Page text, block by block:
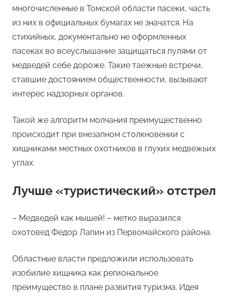
многочисленные в Томской области пасеки, часть
из них в официальных бумагах не значатся. На
стихийных, документально не оформленных
пасеках во всеуслышание защищаться пулями от
медведей себе дороже. Такие таежные встречи,
ставшие достоянием общественности, вызывают
интерес надзорных органов.
Такой же алгоритм молчания преимущественно
происходит при внезапном столкновении с
хищниками местных охотников в глухих медвежьих
углах.
Лучше «туристический» отстрел
– Медведей как мышей! – метко выразился
охотовед Федор Лапин из Первомайского района.
Областные власти предложили использовать
изобилие хищника как региональное
преимущество в плане развития туризма. Идея